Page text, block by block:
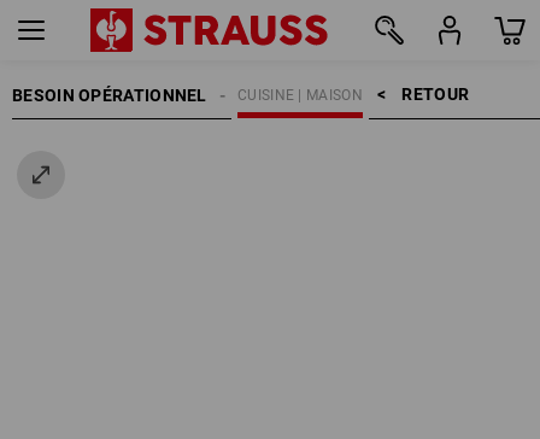
BESOIN OPÉRATIONNEL RETOUR    >
CUISINE | MAISON